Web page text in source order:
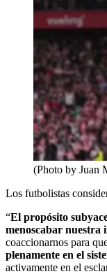
(Photo by Juan
Los futbolistas
“El propósito
menoscabar nuestra
coaccionarnos para
plenamente en el
activamente en el